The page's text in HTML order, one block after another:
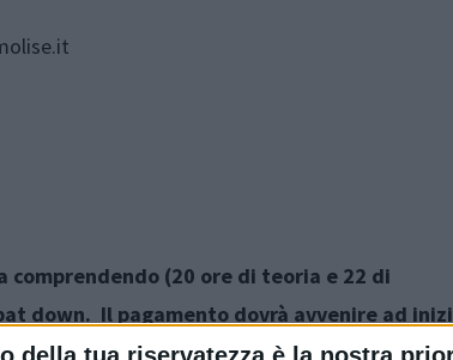
comprendendo (20 ore di teoria e 22 di
down. Il pagamento dovrà avvenire ad